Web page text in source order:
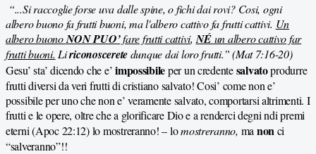
“...Si raccoglie forse uva dalle spine, o fichi dai rovi? Cosi, ogni
albero buono fa frutti buoni, ma l'albero cattivo fa frutti cattivi. Un
albero buonoNON PUO’fare frutti cattivi, NÉun albero cattivo far
frutti buoni. Liriconosceretedunque dai loro frutti.” (Mat 7:16-20)
Gesu’ sta’ dicendo che e’impossibileper un credentesalvatoprodurre
frutti diversi da veri frutti di cristiano salvato! Cosi’ come non e’
possibile per uno che non e’ veramente salvato, comportarsi altrimenti. I
frutti e le opere, oltre che a glorificare Dio e a renderci degni ndi premi
eterni (Apoc 22:12) lo mostreranno! – lomostreranno, ma nonci
“salveranno”!!